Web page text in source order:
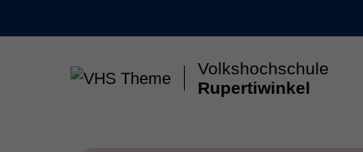
Volkshochschule
Rupertiwinkel
Kunst & Kultur